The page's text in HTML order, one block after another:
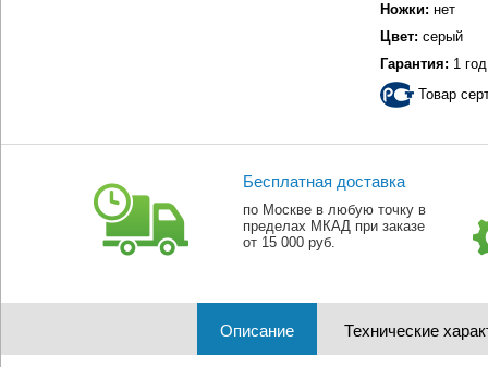
Ножки: нет
Цвет: серый
Гарантия: 1 год
Товар
Бесплатная доставка
по Москве в любую точку в
пределах МКАД при заказе
от 15 000 руб.
Описание Технические